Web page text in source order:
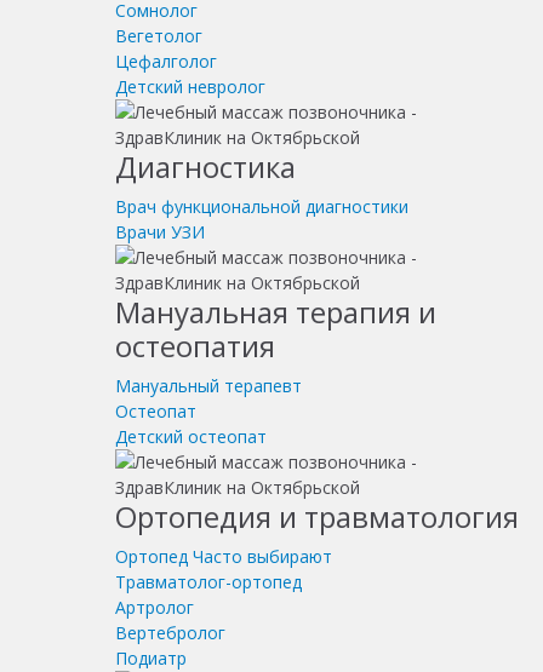
Сомнолог
Вегетолог
Цефалголог
Детский невролог
Диагностика
Врач функциональной диагностики
Врачи УЗИ
Мануальная терапия и
остеопатия
Мануальный терапевт
Остеопат
Детский остеопат
Ортопедия и травматология
Ортопед Часто выбирают
Травматолог-ортопед
Артролог
Вертебролог
Подиатр